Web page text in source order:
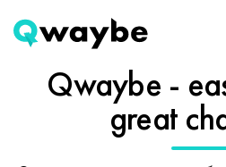
Qwaybe -
great